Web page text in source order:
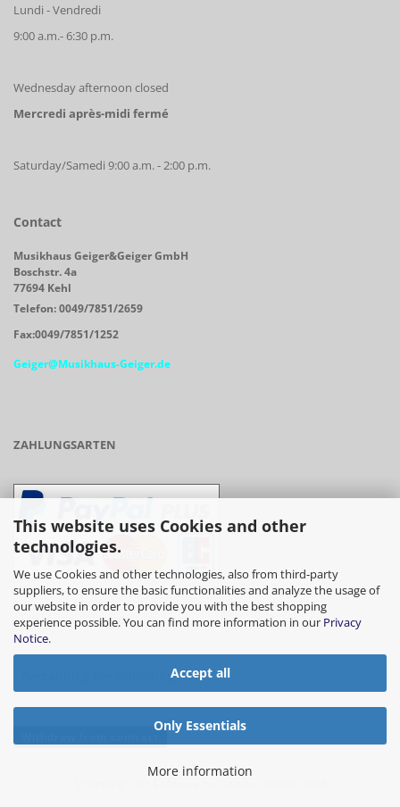
This website uses Cookies and other
technologies.
We use Cookies and other technologies, also from third-party
suppliers, to ensure the basic functionalities and analyze the usage of
our website in order to provide you with the best shopping
experience possible. You can find more information in our Privacy
Notice.
Accept all
Only Essentials
More information
Lundi - Vendredi
9:00 a.m.- 6:30 p.m.
Wednesday afternoon closed
Mercredi après-midi fermé
Saturday/Samedi 9:00 a.m. - 2:00 p.m.
Contact
Musikhaus Geiger&Geiger GmbH
Boschstr. 4a
77694 Kehl
Telefon: 0049/7851/2659
Fax:0049/7851/1252
Geiger@Musikhaus-Geiger.de
ZAHLUNGSARTEN
- Vorkasse/Überweisung
- Barzahlung bei Abholung